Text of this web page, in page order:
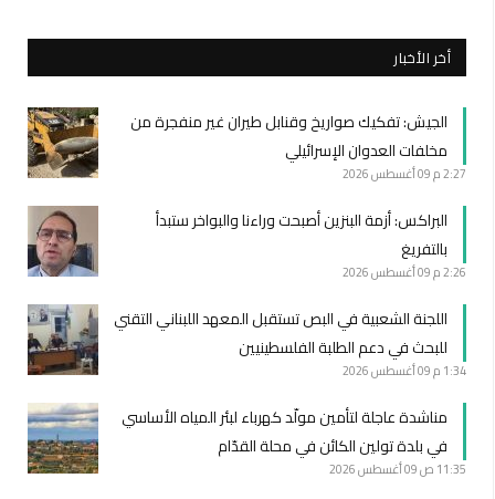
أخر الأخبار
الجيش: تفكيك صواريخ وقنابل طيران غير منفجرة من
مخلفات العدوان الإسرائيلي
2:27 م 09 أغسطس 2026
البراكس: أزمة البنزين أصبحت وراءنا والبواخر ستبدأ
بالتفريغ
2:26 م 09 أغسطس 2026
اللجنة الشعبية في البص تستقبل المعهد اللبناني التقني
للبحث في دعم الطلبة الفلسطينيين
1:34 م 09 أغسطس 2026
مناشدة عاجلة لتأمين مولّد كهرباء لبئر المياه الأساسي
في بلدة تولين الكائن في محلة القدّام
11:35 ص 09 أغسطس 2026